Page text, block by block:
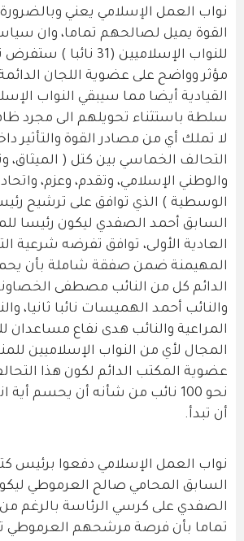
نواب العمل الإسلامي يعني
القوة يميل لصالحهم تماما، وان
للنواب الإسلاميين (31
مؤثر وواضح على عضوية اللجان
القيادية أيضا مما سيبقي النواب
سلطة باستثناء تحويلهم الى مجرد
لا تملك أي من مصادر القوة والتأثير
التحالف الخماسي بين كتل ( الميثاق،
والوطني الإسلامي، وتقدم، وعزم،
الوسطية ) الذي توافق على ترشيح
السابق أحمد الصفدي ليكون رئيسا
العادية الأولى، توافق تفرضه شرعية
المهيمنة ضمن صفقة شاملة بأن
الدائم كل من النائب مصطفى الخصاونة
والنائب أحمد الهميسات نائبا ثانيا،
المراعية والنائب هدى نفاع مساعدان
المجال لأي من النواب الإسلاميين
عضوية المكتب الدائم لكون هذا
نحو 100 نائب من شأنه أن يحسم
أن تبدأ.
نواب العمل الإسلامي دفعوا برئيس
السابق المحامي صالح العرموطي
الصفدي على كرسي الرئاسة بالرغم
تماما بأن فرصة مرشحهم العرموطي